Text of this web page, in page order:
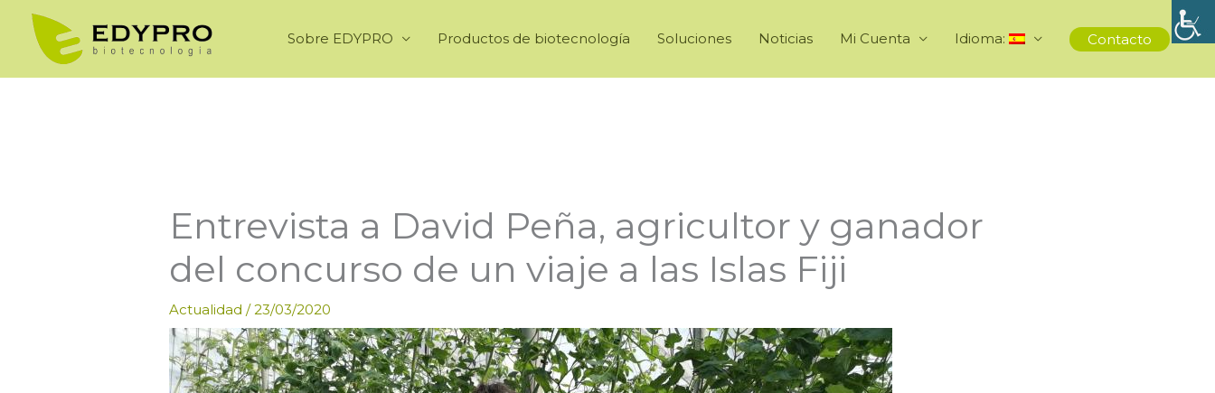
contenido
Sobre EDYPRO Productos de biotecnología Soluciones Noticias Mi Cuenta Idioma: Contacto
Entrevista a David Peña, agricultor y ganador
del concurso de un viaje a las Islas Fiji
Actualidad /23/03/2020